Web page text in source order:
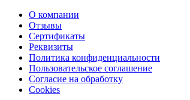
О компании
Отзывы
Сертификаты
Реквизиты
Политика конфиденциальности
Пользовательское соглашение
Согласие на обработку
Cookies